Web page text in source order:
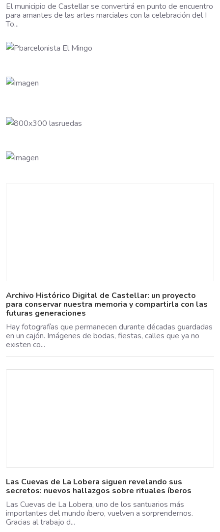
El municipio de Castellar se convertirá en punto de encuentro
para amantes de las artes marciales con la celebración del I
To...
Archivo Histórico Digital de Castellar: un proyecto
para conservar nuestra memoria y compartirla con las
futuras generaciones
Hay fotografías que permanecen durante décadas guardadas
en un cajón. Imágenes de bodas, fiestas, calles que ya no
existen co...
Las Cuevas de La Lobera siguen revelando sus
secretos: nuevos hallazgos sobre rituales íberos
Las Cuevas de La Lobera, uno de los santuarios más
importantes del mundo íbero, vuelven a sorprendernos.
Gracias al trabajo d...